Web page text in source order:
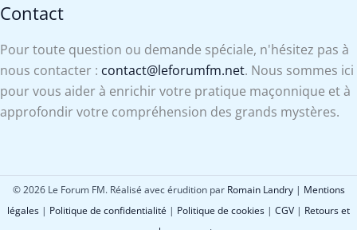
Contact
Pour toute question ou demande spéciale, n'hésitez pas à
nous contacter : contact@leforumfm.net. Nous sommes ici
pour vous aider à enrichir votre pratique maçonnique et à
approfondir votre compréhension des grands mystères.
© 2026 Le Forum FM. Réalisé avec érudition par Romain Landry| Mentions
légales | Politique de confidentialité | Politique de cookies | CGV | Retours et